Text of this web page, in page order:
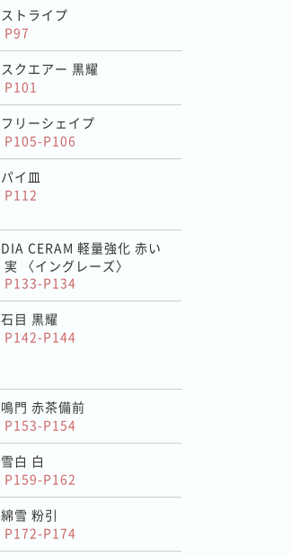
ストライプ
P97
スクエアー 黒耀
P101
フリーシェイプ
P105-P106
パイ皿
P112
DIA CERAM 軽量強化 赤い
実 〈イングレーズ〉
P133-P134
石目 黒耀
P142-P144
鳴門 赤茶備前
P153-P154
雪白 白
P159-P162
綿雪 粉引
P172-P174